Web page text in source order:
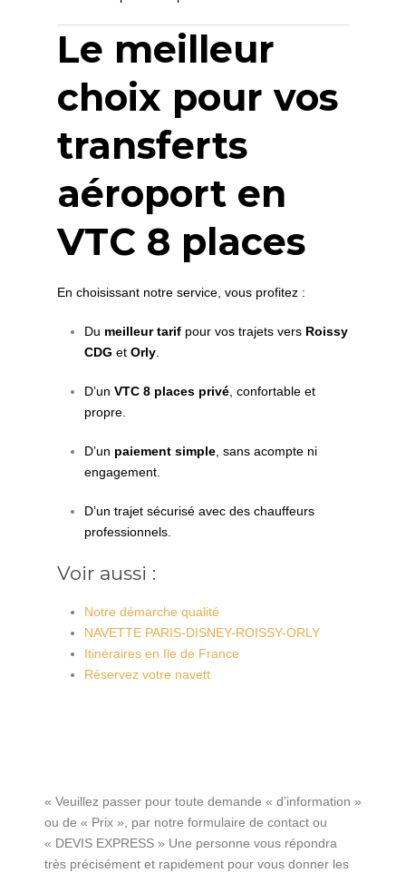
Le meilleur
choix pour vos
transferts
aéroport en
VTC 8 places
En choisissant notre service, vous profitez :
Du meilleur tarif pour vos trajets vers Roissy
CDG et Orly
D’un VTC 8 places privé , confortable et
propre.
D’un paiement simple , sans acompte ni
engagement.
D’un trajet sécurisé avec des chauffeurs
professionnels.
Voir aussi :
Notre démarche qualité
NAVETTE PARIS-DISNEY-ROISSY-ORLY
Itinéraires en Ile de France
Réservez votre navett
« Veuillez passer pour toute demande « d’information »
ou de « Prix », par notre formulaire de contact ou
« DEVIS EXPRESS » Une personne vous répondra
très précisément et rapidement pour vous donner les